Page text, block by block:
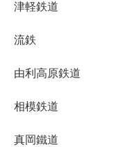
津軽鉄道
流鉄
由利高原鉄道
相模鉄道
真岡鐵道